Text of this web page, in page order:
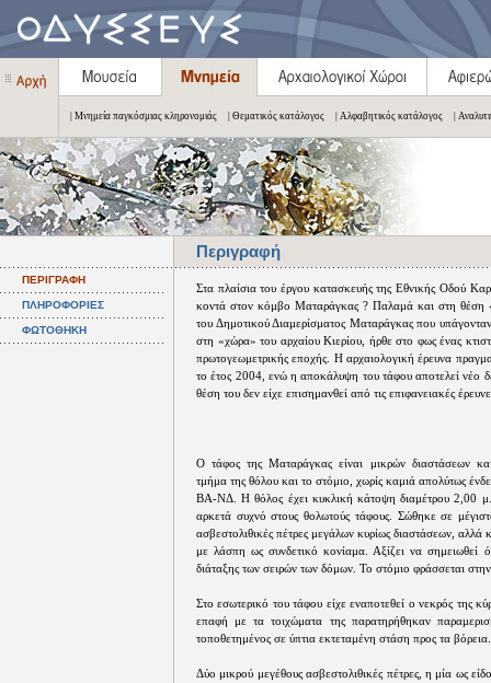
| Μνημεία παγκόσμιας κληρονομιάς | Θεματικός κατάλογος | Αλφαβητικός κατάλογος |
Περιγραφή
ΠΕΡΙΓΡΑΦΗ
ΠΛΗΡΟΦΟΡΙΕΣ
ΦΩΤΟΘΗΚΗ
Στα πλαίσια του έργου κατασκευής της Εθνικής Οδού
κοντά στον κόμβο Ματαράγκας ? Παλαμά και στη θέση
του Δημοτικού Διαμερίσματος Ματαράγκας που
στη «χώρα» του αρχαίου Κιερίου, ήρθε στο φως ένας
πρωτογεωμετρικής εποχής. Η αρχαιολογική έρευνα
το έτος 2004, ενώ η αποκάλυψη του τάφου αποτελεί νέο
θέση του δεν είχε επισημανθεί από τις επιφανειακές
Ο τάφος της Ματαράγκας είναι μικρών διαστάσεων
τμήμα της θόλου και το στόμιο, χωρίς καμιά απολύτως
ΒA-ΝΔ. Η θόλος έχει κυκλική κάτοψη διαμέτρου 2,00
αρκετά συχνό στους θολωτούς τάφους. Σώθηκε σε
ασβεστολιθικές πέτρες μεγάλων κυρίως διαστάσεων, αλλά
με λάσπη ως συνδετικό κονίαμα. Αξίζει να σημειωθεί
διάταξης των σειρών των δόμων. Το στόμιο φράσσεται
Στο εσωτερικό του τάφου είχε εναποτεθεί ο νεκρός της
επαφή με τα τοιχώματα της παρατηρήθηκαν
τοποθετημένος σε ύπτια εκτεταμένη στάση προς τα βόρεια.
Δύο μικρού μεγέθους ασβεστολιθικές πέτρες, η μία ως